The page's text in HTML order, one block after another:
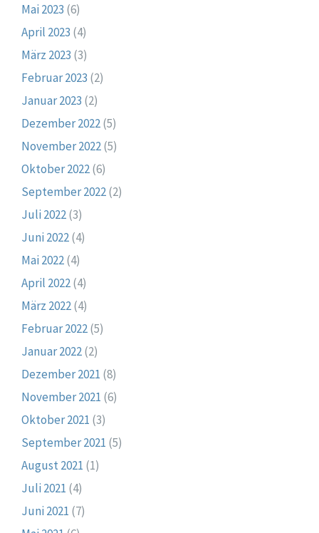
Mai 2023 (6)
April 2023 (4)
März 2023 (3)
Februar 2023 (2)
Januar 2023 (2)
Dezember 2022(5)
November 2022(5)
Oktober 2022(6)
September 2022(2)
Juli 2022(3)
Juni 2022(4)
Mai 2022(4)
April 2022(4)
März 2022(4)
Februar 2022(5)
Januar 2022(2)
Dezember 2021 (8)
November 2021 (6)
Oktober 2021 (3)
September 2021 (5)
August 2021 (1)
Juli 2021 (4)
Juni 2021 (7)